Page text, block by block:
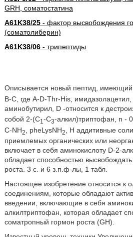
GRH, соматостатина
A61K38/25- фактор высвобождения
(соматолиберин)
A61K38/06- трипептиды
Описывается новый пептид,
B-С, где A-D-Thr-His, имидазолацетил,
аминобутирил, D -относится к
собой 2-(С1 -С3-алкил)триптофан, n -
C-NH2 , pheLysNH2
, H аддитивные
приемлемых органических или
включает в себя аминокислоту D-2-
обладает способностью
роста. 3 c. и 6 з.п.ф-лы, 1 табл.
Настоящее изобретение относится к
соединениям, которые обладают
введении, включающие в себя
алкилтриптофан, которая обладает
соматропный гормон роста (GH).